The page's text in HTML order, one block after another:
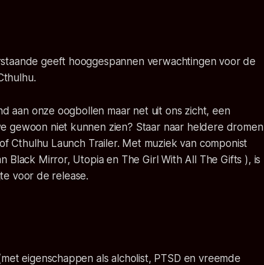
geeft hooggespannen verwachtingen voor de
aan onze oogbollen maar net uit ons zicht, een
gewoon niet kunnen zien? Staar naar heldere dromen
Cthulhu Launch Trailer. Met muziek van componist
Black Mirror, Utopia en The Girl With All The Gifts ), is
voor de release.
eigenschappen als alcholist, PTSD en vreemde